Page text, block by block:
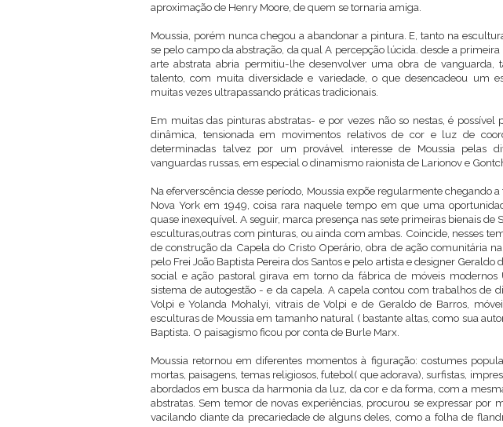
aproximação de Henry Moore, de quem se tornaria amiga.
Moussia, porém nunca chegou a abandonar a pintura. E, tanto na
se pelo campo da abstração, da qual A percepção lúcida. desde a
arte abstrata abria permitiu-lhe desenvolver uma obra de
talento, com muita diversidade e variedade, o que desencadeou um
muitas vezes ultrapassando práticas tradicionais.
Em muitas das pinturas abstratas- e por vezes não so nestas, é possível
dinâmica, tensionada em movimentos relativos de cor e luz de
determinadas talvez por um provável interesse de Moussia pelas
vanguardas russas, em especial o dinamismo raionista de Larionov e
Na eferverscência desse período, Moussia expõe regularmente chegando
Nova York em 1949, coisa rara naquele tempo em que uma
quase inexequível. A seguir, marca presença nas sete primeiras bienais de
esculturas,outras com pinturas, ou ainda com ambas. Coincide, nesses
de construção da Capela do Cristo Operário, obra de ação comunitária
pelo Frei João Baptista Pereira dos Santos e pelo artista e designer Geraldo
social e ação pastoral girava em torno da fábrica de móveis
sistema de autogestão - e da capela. A capela contou com trabalhos de
Volpi e Yolanda Mohalyi, vitrais de Volpi e de Geraldo de Barros,
esculturas de Moussia em tamanho natural ( bastante altas, como sua
Baptista. O paisagismo ficou por conta de Burle Marx.
Moussia retornou em diferentes momentos à figuração: costumes
mortas, paisagens, temas religiosos, futebol( que adorava), surfistas,
abordados em busca da harmonia da luz, da cor e da forma, com a
abstratas. Sem temor de novas experiências, procurou se expressar por
vacilando diante da precariedade de alguns deles, como a folha de